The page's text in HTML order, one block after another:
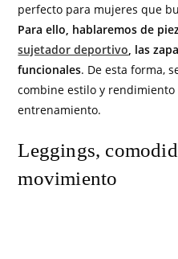
perfecto para mujeres que
Para ello, hablaremos de
sujetador deportivo, las
funcionales. De esta forma,
combine estilo y
entrenamiento.
Leggings,
movimiento